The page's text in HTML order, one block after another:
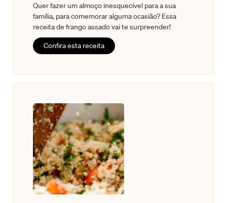
Quer fazer um almoço inesquecível para a sua
família, para comemorar alguma ocasião? Essa
receita de frango assado vai te surpreender!
Confira esta receita